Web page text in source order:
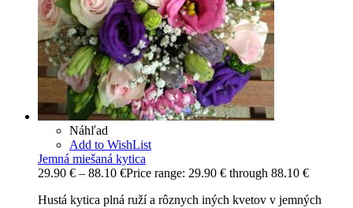
Náhľad
Add to WishList
Jemná miešaná kytica
29.90 € – 88.10 €Price range: 29.90 € through 88.10 €
Hustá kytica plná ruží a rôznych iných kvetov v jemných